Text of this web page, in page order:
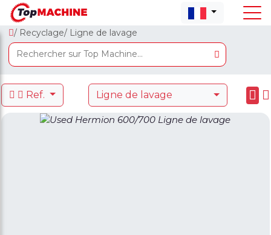
/ Recyclage/ Ligne de lavage
Ref. Ligne de lavage